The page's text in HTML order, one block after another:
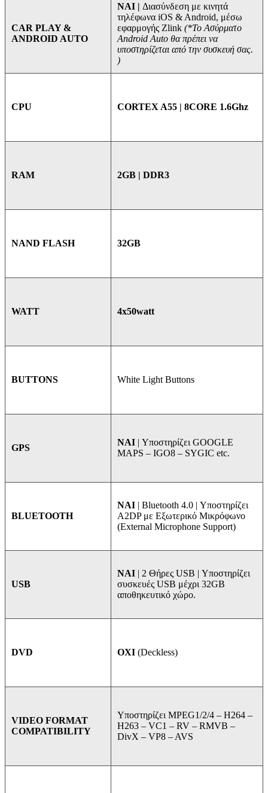
CAR PLAY &
ANDROID AUTO
ΝΑΙ | Διασύνδεση με κινητά
τηλέφωνα iOS & Android, μέσω
εφαρμογής Zlink (*Το Ασύρματο
Android Auto θα πρέπει να
υποστηρίζεται από την συσκευή σας.
)
CPU CORTEX A55 | 8CORE 1.6Ghz
RAM 2GB | DDR3
NAND FLASH 32GB
WATT 4x50watt
BUTTONS White Light Buttons
GPS
NAI | Υποστηρίζει GOOGLE
MAPS – IGO8 – SYGIC etc.
BLUETOOTH
ΝΑΙ | Bluetooth 4.0 | Υποστηρίζει
A2DP με Εξωτερικό Μικρόφωνο
(External Microphone Support)
USB
ΝΑΙ | 2 Θήρες USB | Υποστηρίζει
συσκευές USB μέχρι 32GB
αποθηκευτικό χώρο.
DVD ΟΧΙ (Deckless)
VIDEO FORMAT
COMPATIBILITY
Υποστηρίζει MPEG1/2/4 – H264 –
H263 – VC1 – RV – RMVB –
DivX – VP8 – AVS